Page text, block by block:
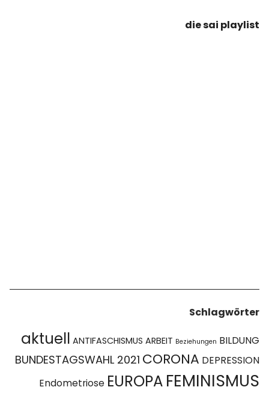
die sai playlist
Schlagwörter
aktuell ANTIFASCHISMUS ARBEIT Beziehungen BILDUNG
BUNDESTAGSWAHL 2021 CORONA DEPRESSION
Endometriose EUROPA FEMINISMUS